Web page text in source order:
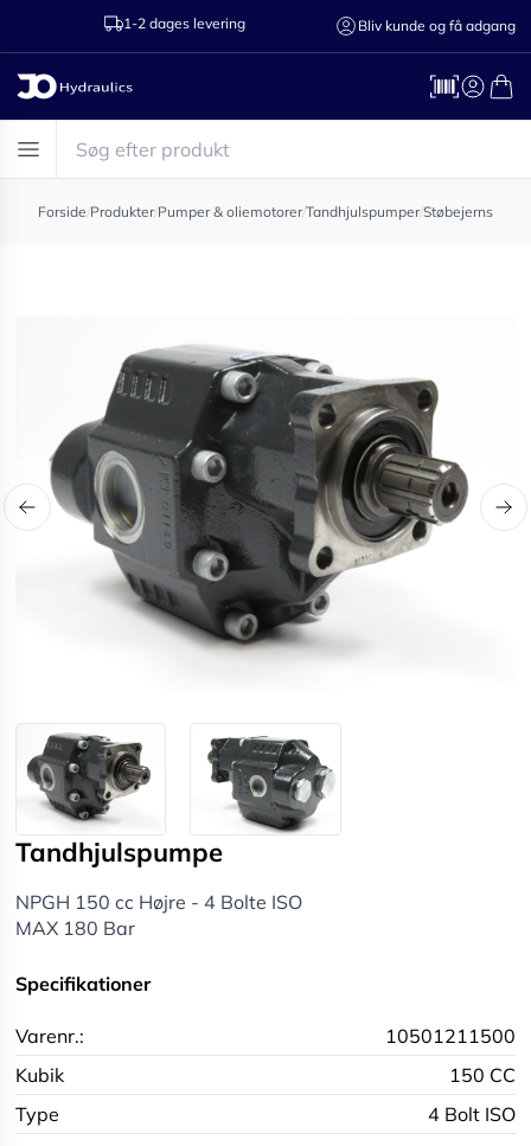
1-2 dages levering Ring til os
Bliv kunde og få adgang
Forside/Produkter/Pumper & oliemotorer/Tandhjulspumper/
Tandhjulspumpe
NPGH 150 cc Højre - 4 Bolte ISO
MAX 180 Bar
Specifikationer
Varenr.:
10501211500
Kubik
150 CC
Type
4 Bolt ISO